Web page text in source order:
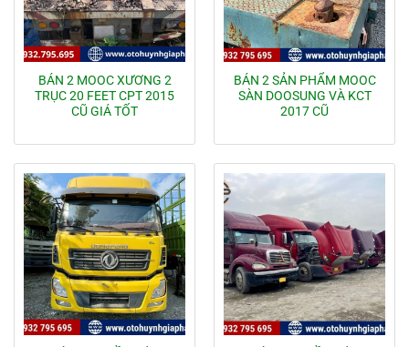
BÁN 2 MOOC XƯƠNG 2
TRỤC 20 FEET CPT 2015
CŨ GIÁ TỐT
BÁN 2 SẢN PHẨM MOOC
SÀN DOOSUNG VÀ KCT
2017 CŨ